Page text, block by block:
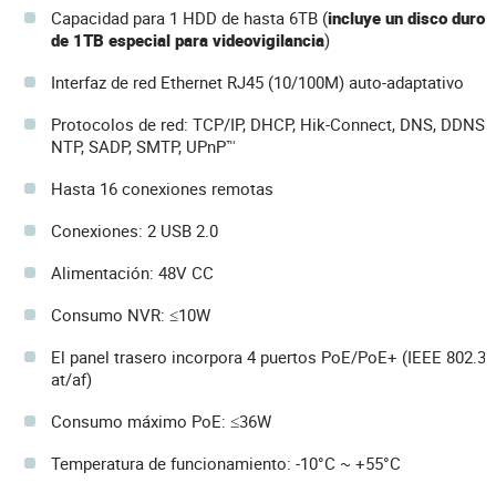
Capacidad para 1 HDD de hasta 6TB (incluye un disco duro
de 1TB especial para videovigilancia)
Interfaz de red Ethernet RJ45 (10/100M) auto-adaptativo
Protocolos de red: TCP/IP, DHCP, Hik-Connect, DNS, DDNS,
NTP, SADP, SMTP, UPnP™
Hasta 16 conexiones remotas
Conexiones: 2 USB 2.0
Alimentación: 48V CC
Consumo NVR: ≤10W
El panel trasero incorpora 4 puertos PoE/PoE+ (IEEE 802.3
at/af)
Consumo máximo PoE: ≤36W
Temperatura de funcionamiento: -10°C ~ +55°C